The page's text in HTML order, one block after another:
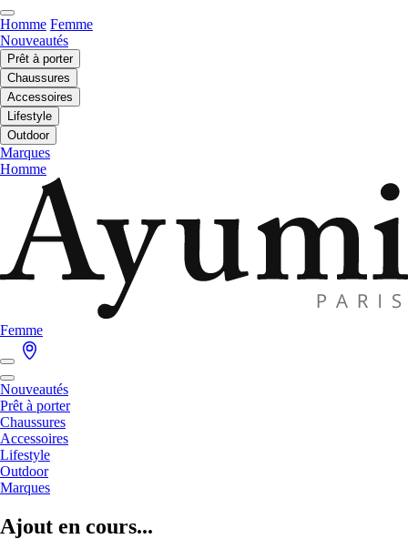
Homme Femme
Nouveautés
Prêt à porter
Chaussures
Accessoires
Lifestyle
Outdoor
Marques
Homme
Femme
Nouveautés
Prêt à porter
Chaussures
Accessoires
Lifestyle
Outdoor
Marques
Ajout en cours...